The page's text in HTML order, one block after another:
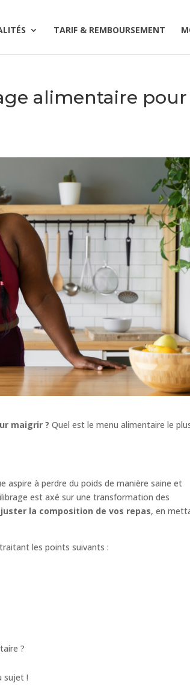
TARIF & REMBOURSEMENT
alimentaire pour
maigrir ? Quel est le menu alimentaire le
aspire à perdre du poids de manière saine et
est axé sur une transformation des
la composition de vos repas, en
les points suivants :
?
sujet !